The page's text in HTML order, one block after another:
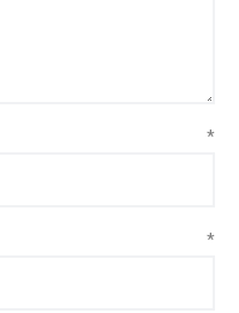
*
*